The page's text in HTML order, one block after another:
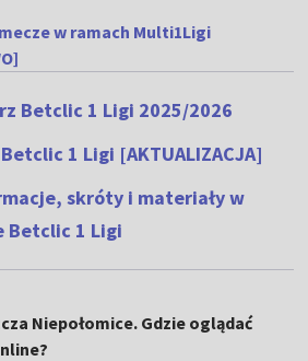
w ramach Multi1Ligi
Betclic 1 Ligi 2025/2026
1 Ligi [AKTUALIZACJA]
skróty i materiały w
Betclic 1 Ligi
Niepołomice. Gdzie oglądać